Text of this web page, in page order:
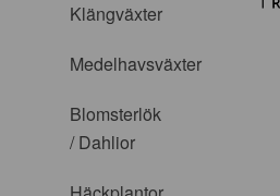
Klängväxter
Medelhavsväxter
Blomsterlök
/ Dahlior